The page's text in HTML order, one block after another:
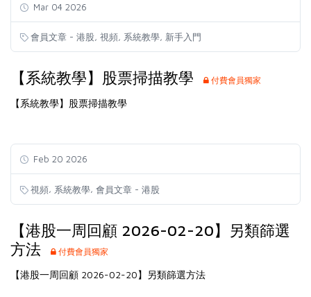
Mar 04 2026
會員文章 - 港股 視頻 系統教學 新手入門
【系統教學】股票掃描教學 付費會員獨家
【系統教學】股票掃描教學
Feb 20 2026
視頻, 系統教學, 會員文章 - 港股
【港股一周回顧 2026-02-20】另類篩選
方法
付費會員獨家
【港股一周回顧 2026-02-20】另類篩選方法